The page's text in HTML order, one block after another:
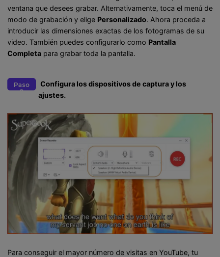
ventana que desees grabar. Alternativamente, toca el menú de
modo de grabación y elige Personalizado. Ahora proceda a
introducir las dimensiones exactas de los fotogramas de su
video. También puedes configurarlo como Pantalla
Completa para grabar toda la pantalla.
Paso
3
Configura los dispositivos de captura y los
ajustes.
Para conseguir el mayor número de visitas en YouTube, tu